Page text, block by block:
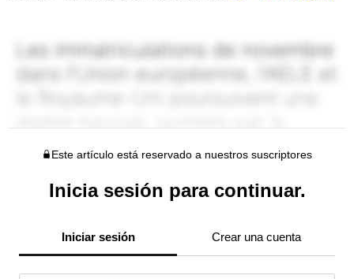
Este artículo está reservado a nuestros suscriptores
Inicia sesión para continuar.
Iniciar sesión Crear una cuenta